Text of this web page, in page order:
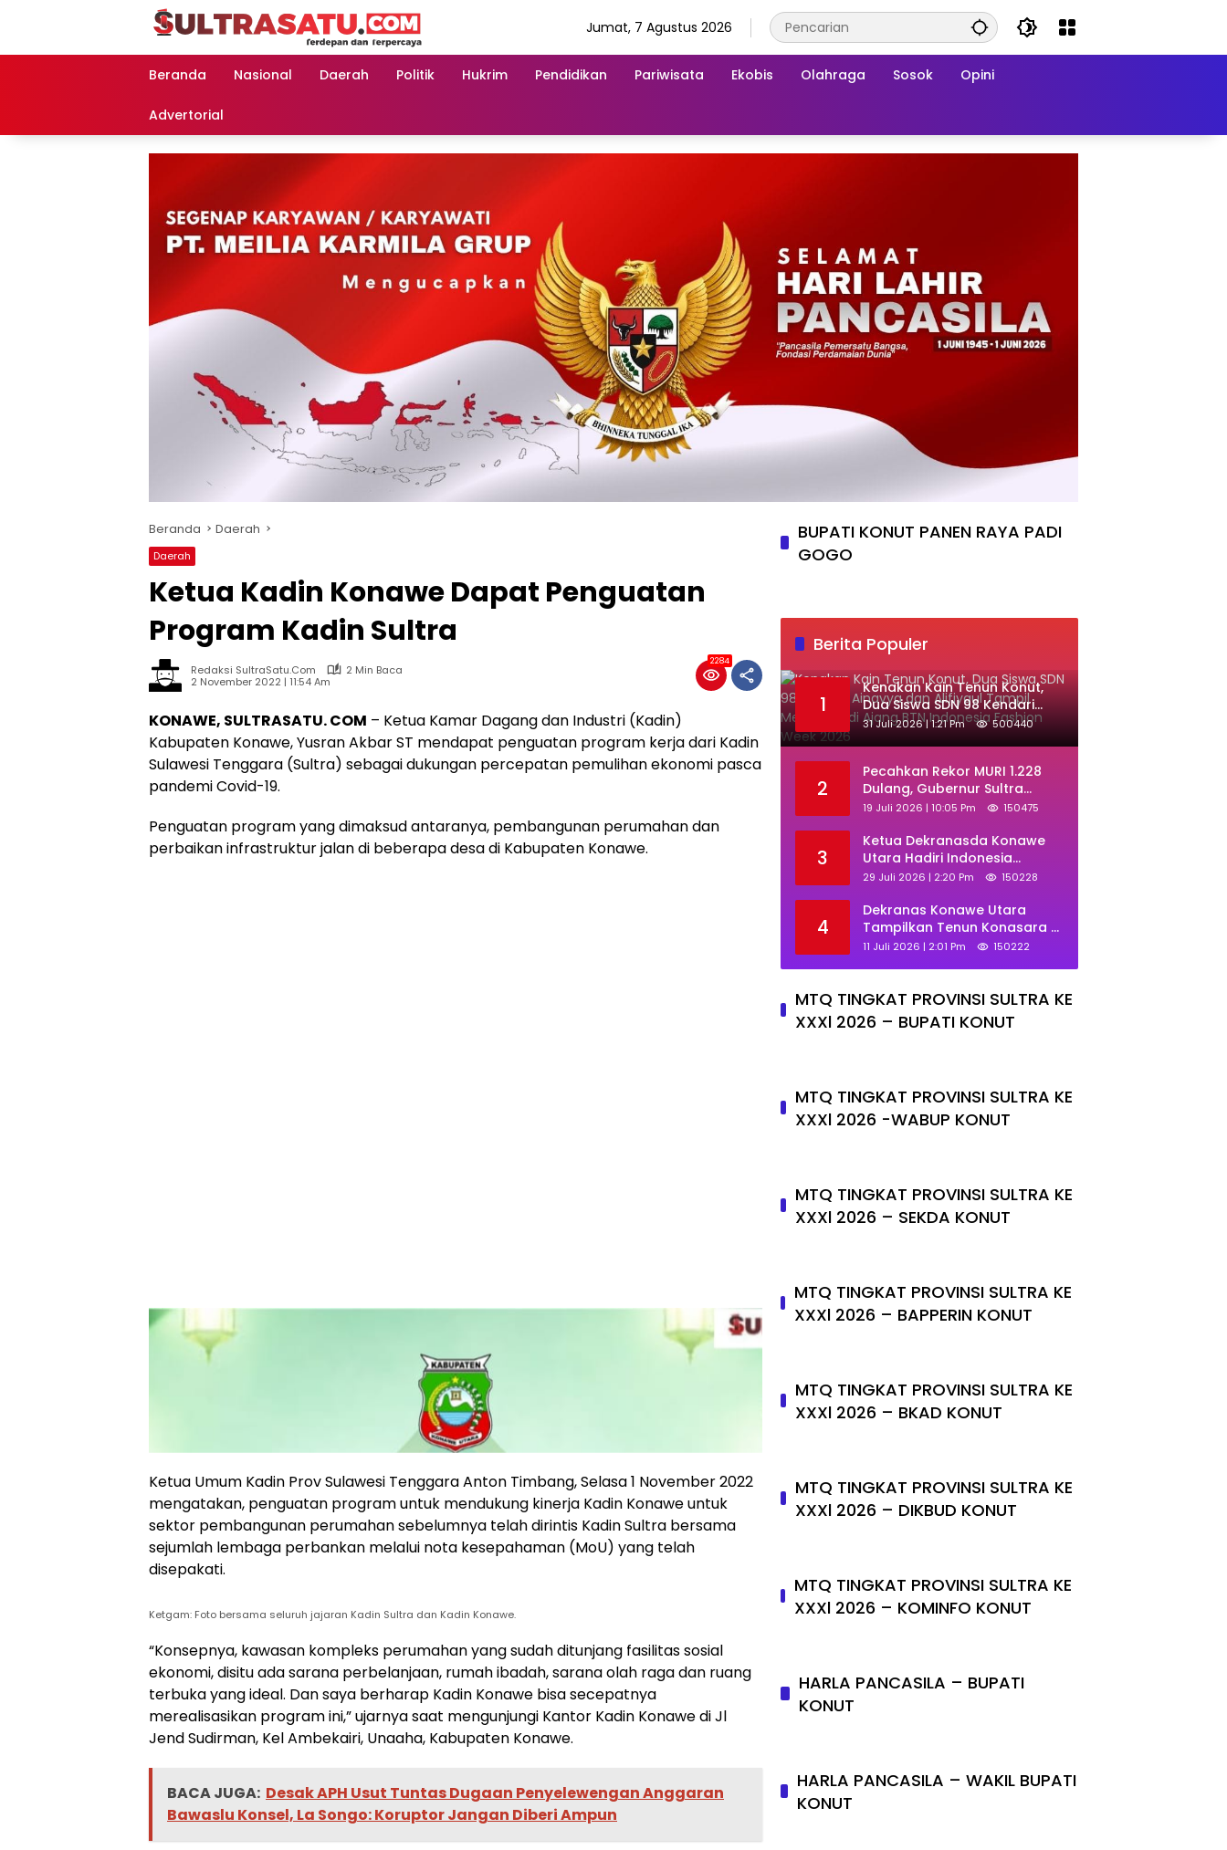
Jumat, 7 Agustus 2026
Beranda Nasional Daerah Politik Hukrim Pendidikan Pariwisata Ekobis Olahraga Sosok Opini
Advertorial
Beranda Daerah
Daerah
Ketua Kadin Konawe Dapat Penguatan
Program Kadin Sultra
Redaksi SultraSatu.Com
2 Min Baca
2 November 2022 | 11:54 Am
2284
KONAWE, SULTRASATU. COM – Ketua Kamar Dagang dan Industri (Kadin)
Kabupaten Konawe, Yusran Akbar ST mendapat penguatan program kerja dari Kadin
Sulawesi Tenggara (Sultra) sebagai dukungan percepatan pemulihan ekonomi pasca
pandemi Covid-19.
Penguatan program yang dimaksud antaranya, pembangunan perumahan dan
perbaikan infrastruktur jalan di beberapa desa di Kabupaten Konawe.
Ketua Umum Kadin Prov Sulawesi Tenggara Anton Timbang, Selasa 1 November 2022
mengatakan, penguatan program untuk mendukung kinerja Kadin Konawe untuk
sektor pembangunan perumahan sebelumnya telah dirintis Kadin Sultra bersama
sejumlah lembaga perbankan melalui nota kesepahaman (MoU) yang telah
disepakati.
Ketgam: Foto bersama seluruh jajaran Kadin Sultra dan Kadin Konawe.
“Konsepnya, kawasan kompleks perumahan yang sudah ditunjang fasilitas sosial
ekonomi, disitu ada sarana perbelanjaan, rumah ibadah, sarana olah raga dan ruang
terbuka yang ideal. Dan saya berharap Kadin Konawe bisa secepatnya
merealisasikan program ini,” ujarnya saat mengunjungi Kantor Kadin Konawe di Jl
Jend Sudirman, Kel Ambekairi, Unaaha, Kabupaten Konawe.
BACA JUGA: Desak APH Usut Tuntas Dugaan Penyelewengan Anggaran
Bawaslu Konsel, La Songo: Koruptor Jangan Diberi Ampun
BUPATI KONUT PANEN RAYA PADI
GOGO
Berita Populer
1
‎Kenakan Kain Tenun Konut,
Dua Siswa SDN 98 Kendari
Ainayya dan Alifiyaul Tampil
31 Juli 2026 | 1:21 Pm 500440
2
Pecahkan Rekor MURI 1.228
Dulang, Gubernur Sultra
Terima Gelar Adat Muna dan
19 Juli 2026 | 10:05 Pm 150475
3
Ketua Dekranasda Konawe
Utara Hadiri Indonesia
Fashion Week 2026
29 Juli 2026 | 2:20 Pm 150228
4
Dekranas Konawe Utara
Tampilkan Tenun Konasara di
HUT ke-46 Dekranas, Perkuat
11 Juli 2026 | 2:01 Pm 150222
MTQ TINGKAT PROVINSI SULTRA KE
XXXl 2026 – BUPATI KONUT
MTQ TINGKAT PROVINSI SULTRA KE
XXXl 2026 -WABUP KONUT
MTQ TINGKAT PROVINSI SULTRA KE
XXXl 2026 – SEKDA KONUT
MTQ TINGKAT PROVINSI SULTRA KE
XXXl 2026 – BAPPERIN KONUT
MTQ TINGKAT PROVINSI SULTRA KE
XXXl 2026 – BKAD KONUT
MTQ TINGKAT PROVINSI SULTRA KE
XXXl 2026 – DIKBUD KONUT
MTQ TINGKAT PROVINSI SULTRA KE
XXXl 2026 – KOMINFO KONUT
HARLA PANCASILA – BUPATI
KONUT
HARLA PANCASILA – WAKIL BUPATI
KONUT